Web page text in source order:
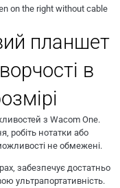
планшет
в
з Wacom One.
робіть нотатки або
не обмежені.
забезпечує достатньо
ультрапортативність.